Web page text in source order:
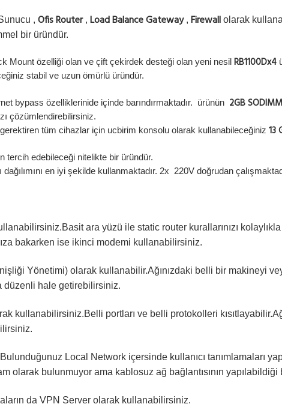
, Ofis Router, Load BalanceGateway, Firewall olarak
bir üründür.
Mount özelliği olan ve çift çekirdek desteği olan yeni nesil RB1100Dx4
stabil ve uzun ömürlü üründür.
bypass özelliklerinide içinde barındırmaktadır. ürünün 2GB SODIMM
çözümlendirebilirsiniz.
tüm cihazlar için ucbirim konsolu olarak kullanabileceğiniz 13
tercih edebileceği nitelikte bir üründür.
en iyi şekilde kullanmaktadır. 2x 220V doğrudan
ara yüzü ile static router kurallarınızı
bakarken ise ikinci modemi kullanabilirsiniz.
Yönetimi) olarak kullanabilir.Ağınızdaki belli bir makineyi
düzenli hale getirebilirsiniz.
kullanabilirsiniz.Belli portları ve belli protokolleri
Local Network içersinde kullanıcı tanımlamaları
olarak bulunmuyor ama kablosuz ağ bağlantısının yapılabildiği
da VPN Server olarak kullanabilirsiniz.